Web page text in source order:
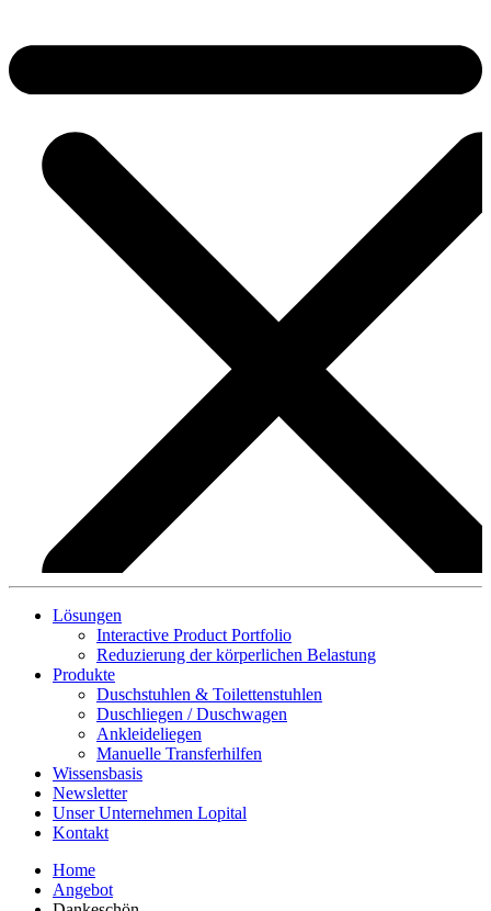
Lösungen
Interactive Product Portfolio
Reduzierung der körperlichen Belastung
Produkte
Duschstuhlen & Toilettenstuhlen
Duschliegen / Duschwagen
Ankleideliegen
Manuelle Transferhilfen
Wissensbasis
Newsletter
Unser Unternehmen Lopital
Kontakt
Home
Angebot